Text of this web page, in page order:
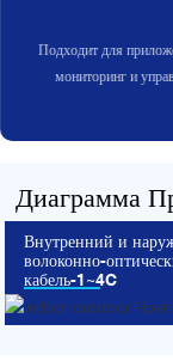
Подходит для
мониторинг и
Диаграмма
Внутренний и
волоконно-
кабель-1~4C